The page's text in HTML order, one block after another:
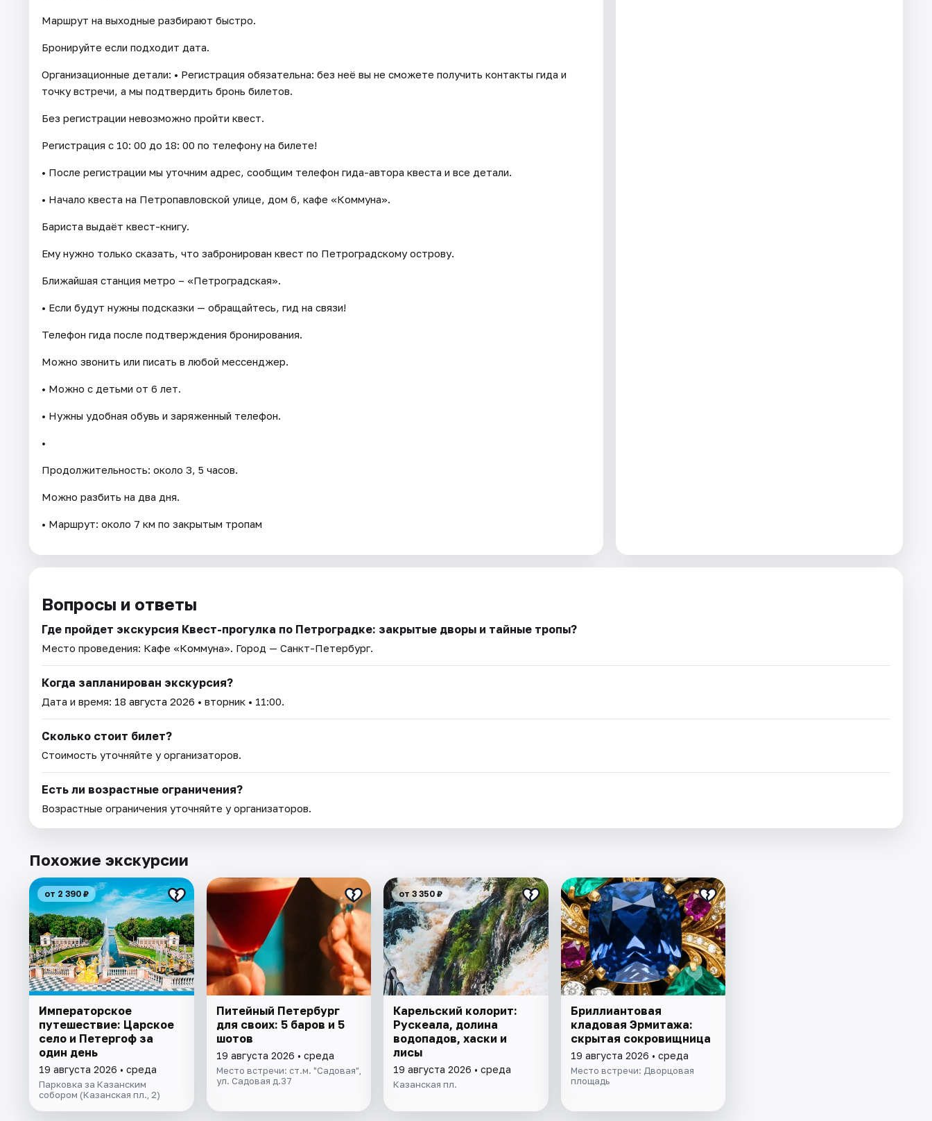
Маршрут на выходные разбирают быстро.
Бронируйте если подходит дата.
Организационные детали: • Регистрация обязательна: без неё вы не сможете получить контакты гида и
точку встречи, а мы подтвердить бронь билетов.
Без регистрации невозможно пройти квест.
Регистрация с 10: 00 до 18: 00 по телефону на билете!
• После регистрации мы уточним адрес, сообщим телефон гида-автора квеста и все детали.
• Начало квеста на Петропавловской улице, дом 6, кафе «Коммуна».
Бариста выдаёт квест-книгу.
Ему нужно только сказать, что забронирован квест по Петроградскому острову.
Ближайшая станция метро – «Петроградская».
• Если будут нужны подсказки — обращайтесь, гид на связи!
Телефон гида после подтверждения бронирования.
Можно звонить или писать в любой мессенджер.
• Можно с детьми от 6 лет.
• Нужны удобная обувь и заряженный телефон.
•
Продолжительность: около 3, 5 часов.
Можно разбить на два дня.
• Маршрут: около 7 км по закрытым тропам
Вопросы и ответы
Где пройдет экскурсия Квест-прогулка по Петроградке: закрытые дворы и тайные тропы?
Место проведения: Кафе «Коммуна». Город — Санкт-Петербург.
Когда запланирован экскурсия?
Дата и время: 18 августа 2026 • вторник • 11:00.
Сколько стоит билет?
Стоимость уточняйте у организаторов.
Есть ли возрастные ограничения?
Возрастные ограничения уточняйте у организаторов.
Похожие экскурсии
от 2 390 ₽
Императорское
путешествие: Царское
село и Петергоф за
один день
19 августа 2026 • среда
Парковка за Казанским
собором (Казанская пл., 2)
Питейный Петербург
для своих: 5 баров и 5
шотов
19 августа 2026 • среда
Место встречи: ст.м. "Садовая",
ул. Садовая д.37
от 3 350 ₽
Карельский колорит:
Рускеала, долина
водопадов, хаски и
лисы
19 августа 2026 • среда
Казанская пл.
Бриллиантовая
кладовая Эрмитажа:
скрытая сокровищница
19 августа 2026 • среда
Место встречи: Дворцовая
площадь